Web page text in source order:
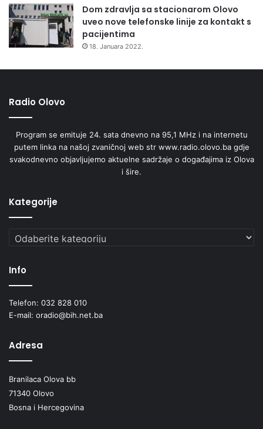
Dom zdravlja sa stacionarom Olovo
uveo nove telefonske linije za kontakt s
pacijentima
18. Januara 2022.
Radio Olovo
Program se emituje 24. sata dnevno na 95,1 MHz i na internetu
putem linka na našoj zvaničnoj web str www.radio.olovo.ba gdje
svakodnevno objavljujemo aktuelne sadržaje o događajima iz Olova
i šire.
Kategorije
Kategorije
Info
Telefon: 032 828 010
E-mail: oradio@bih.net.ba
Adresa
Branilaca Olova bb
71340 Olovo
Bosna i Hercegovina